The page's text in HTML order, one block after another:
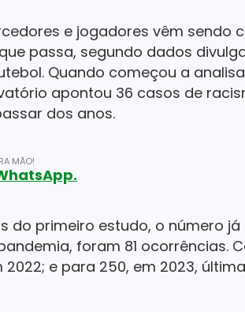
e jogadores vêm sendo
passa, segundo dados
Quando começou a
apontou 36 casos de
dos anos.
MÃO!
do primeiro estudo, o número
foram 81 ocorrências.
2022; e para 250, em 2023,